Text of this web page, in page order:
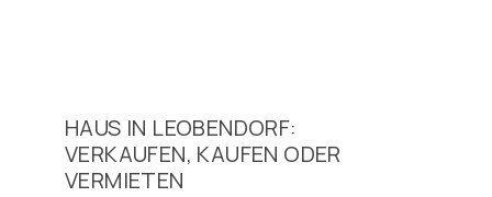
HAUS IN LEOBENDORF:
VERKAUFEN, KAUFEN ODER
VERMIETEN